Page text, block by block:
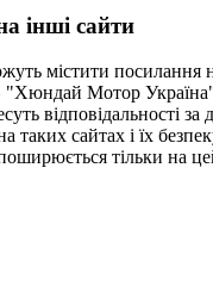
інші сайти
містити посилання
Мотор Україна",
відповідальності за
таких сайтах і їх
тільки на